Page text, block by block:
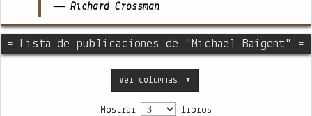
— Richard Crossman
= Lista de publicaciones de "Michael Baigent" =
Ver columnas ▼
Mostrar libros